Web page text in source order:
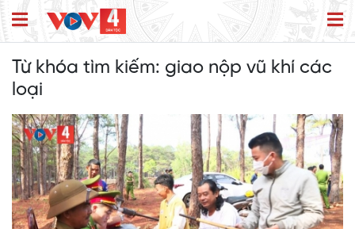
Từ khóa tìm kiếm: giao nộp vũ khí các
loại